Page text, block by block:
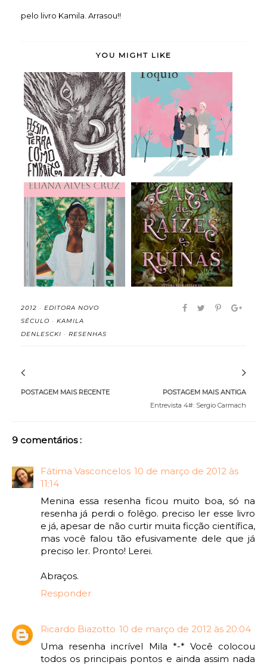
pelo livro Kamila. Arrasou!!
YOU MIGHT LIKE
Assim na Terra como
Embaixo da Terr...
Doce Tóquio - Durian
Sukegawa (rese...
Meridiana - Eliana
Alves Cruz (rese...
A Casa de Raízes e
Ruínas (Irmãs do...
2012 · EDITORA NOVO
SÉCULO · KAMILA
DENLESCKI · RESENHAS
POSTAGEM MAIS RECENTE
POSTAGEM MAIS ANTIGA
Entrevista 4#: Sergio Carmach
9 comentários :
Fátima Vasconcelos 10 de março de 2012 às
11:14
Menina essa resenha ficou muito boa, só na
resenha já perdi o folêgo. preciso ler esse livro
e já, apesar de não curtir muita ficção científica,
mas você falou tão efusivamente dele que já
preciso ler. Pronto! Lerei.
Abraços.
Responder
Ricardo Biazotto 10 de março de 2012 às 20:04
Uma resenha incrível Mila *-* Você colocou
todos os principais pontos e ainda assim nada